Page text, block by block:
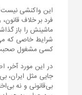
فرد بر خلاف
ماشینش را باز
شرایط خاصی که
کسی مشغول صحبت
در این مورد آخر،
جایی مثل ایران،
بی‌قانونی و نه